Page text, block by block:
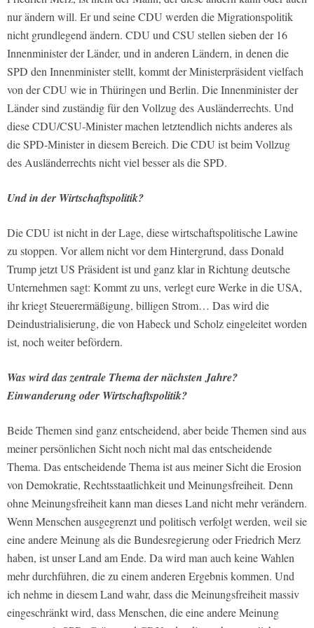
nur ändern will. Er und seine CDU werden die Migrationspolitik
nicht grundlegend ändern. CDU und CSU stellen sieben der 16
Innenminister der Länder, und in anderen Ländern, in denen die
SPD den Innenminister stellt, kommt der Ministerpräsident vielfach
von der CDU wie in Thüringen und Berlin. Die Innenminister der
Länder sind zuständig für den Vollzug des Ausländerrechts. Und
diese CDU/CSU-Minister machen letztendlich nichts anderes als
die SPD-Minister in diesem Bereich. Die CDU ist beim Vollzug
des Ausländerrechts nicht viel besser als die SPD.
Und in der Wirtschaftspolitik?
Die CDU ist nicht in der Lage, diese wirtschaftspolitische Lawine
zu stoppen. Vor allem nicht vor dem Hintergrund, dass Donald
Trump jetzt US Präsident ist und ganz klar in Richtung deutsche
Unternehmen sagt: Kommt zu uns, verlegt eure Werke in die USA,
ihr kriegt Steuerermäßigung, billigen Strom… Das wird die
Deindustrialisierung, die von Habeck und Scholz eingeleitet worden
ist, noch weiter befördern.
Was wird das zentrale Thema der nächsten Jahre?
Einwanderung oder Wirtschaftspolitik?
Beide Themen sind ganz entscheidend, aber beide Themen sind aus
meiner persönlichen Sicht noch nicht mal das entscheidende
Thema. Das entscheidende Thema ist aus meiner Sicht die Erosion
von Demokratie, Rechtsstaatlichkeit und Meinungsfreiheit. Denn
ohne Meinungsfreiheit kann man dieses Land nicht mehr verändern.
Wenn Menschen ausgegrenzt und politisch verfolgt werden, weil sie
eine andere Meinung als die Bundesregierung oder Friedrich Merz
haben, ist unser Land am Ende. Da wird man auch keine Wahlen
mehr durchführen, die zu einem anderen Ergebnis kommen. Und
ich nehme in diesem Land wahr, dass die Meinungsfreiheit massiv
eingeschränkt wird, dass Menschen, die eine andere Meinung